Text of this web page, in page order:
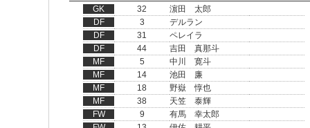
GK 32
濵田 太郎
DF
3
デルラン
DF
31
ペレイラ
DF
44
吉田 真那斗
MF
5
中川 寛斗
MF
14
池田 廉
MF
18
野嶽 惇也
MF
38
天笠 泰輝
FW
9
有馬 幸太郎